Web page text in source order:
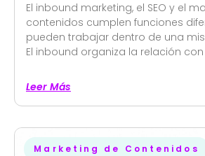
El inbound marketing, el SEO y el
contenidos cumplen funciones
pueden trabajar dentro de una
El inbound organiza la relación con
Leer Más
Marketing de Contenidos